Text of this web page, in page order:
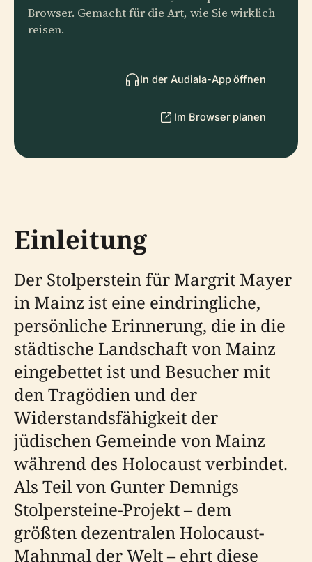
Browser. Gemacht für die Art, wie Sie wirklich
reisen.
In der Audiala-App öffnen
Im Browser planen
Einleitung
Der Stolperstein für Margrit Mayer
in Mainz ist eine eindringliche,
persönliche Erinnerung, die in die
städtische Landschaft von Mainz
eingebettet ist und Besucher mit
den Tragödien und der
Widerstandsfähigkeit der
jüdischen Gemeinde von Mainz
während des Holocaust verbindet.
Als Teil von Gunter Demnigs
Stolpersteine-Projekt – dem
größten dezentralen Holocaust-
Mahnmal der Welt – ehrt diese